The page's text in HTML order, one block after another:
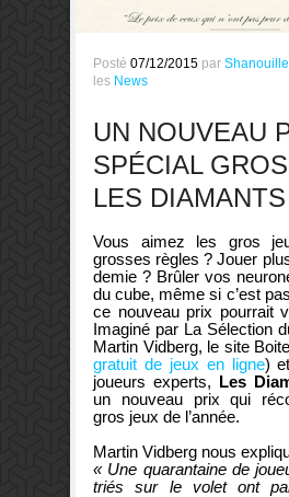
Posté 07/12/2015 par
les News
UN NOUVEAU
SPÉCIAL
LES DIAMANTS
Vous aimez les gros
grosses règles ? Jouer
demie ? Brûler vos
du cube, même si c’est
ce nouveau prix pourrait
Imaginé par La Sélection
Martin Vidberg, le site
gratuit de jeux en ligne)
joueurs experts, Les
un nouveau prix qui
gros jeux de l’année.
Martin Vidberg nous
« Une quarantaine de
triés sur le volet ont